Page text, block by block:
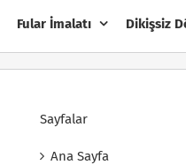
Fular İmalatı Dikişsiz
Sayfalar
Ana Sayfa